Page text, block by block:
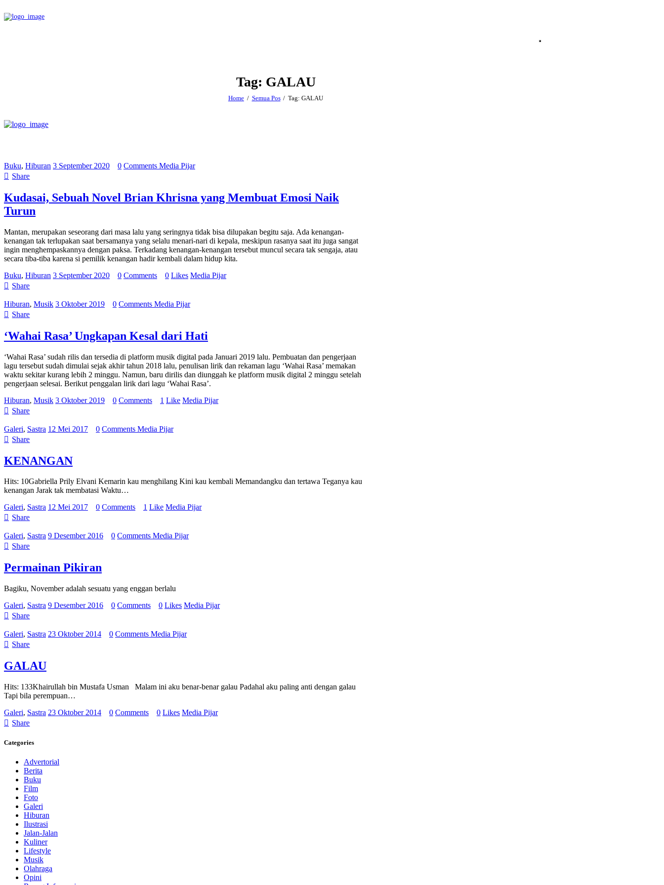
Tag: GALAU
Home Semua Pos Tag: GALAU
Buku, Hiburan 3 September 2020 0 Comments Media Pijar
Share
Kudasai, Sebuah Novel Brian Khrisna yang Membuat Emosi Naik
Turun
Mantan, merupakan seseorang dari masa lalu yang seringnya tidak bisa dilupakan begitu saja. Ada kenangan-
kenangan tak terlupakan saat bersamanya yang selalu menari-nari di kepala, meskipun rasanya saat itu juga sangat
ingin menghempaskannya dengan paksa. Terkadang kenangan-kenangan tersebut muncul secara tak sengaja, atau
secara tiba-tiba karena si pemilik kenangan hadir kembali dalam hidup kita.
Buku, Hiburan 3 September 2020 0 Comments 0 Likes Media Pijar
Share
Hiburan, Musik 3 Oktober 2019 0 Comments Media Pijar
Share
‘Wahai Rasa’ Ungkapan Kesal dari Hati
‘Wahai Rasa’ sudah rilis dan tersedia di platform musik digital pada Januari 2019 lalu. Pembuatan dan pengerjaan
lagu tersebut sudah dimulai sejak akhir tahun 2018 lalu, penulisan lirik dan rekaman lagu ‘Wahai Rasa’ memakan
waktu sekitar kurang lebih 2 minggu. Namun, baru dirilis dan diunggah ke platform musik digital 2 minggu setelah
pengerjaan selesai. Berikut penggalan lirik dari lagu ‘Wahai Rasa’.
Hiburan, Musik 3 Oktober 2019 0 Comments 1 Like Media Pijar
Share
Galeri, Sastra 12 Mei 2017 0 Comments Media Pijar
Share
KENANGAN
Hits: 10Gabriella Prily Elvani Kemarin kau menghilang Kini kau kembali Memandangku dan tertawa Teganya kau
kenangan Jarak tak membatasi Waktu…
Galeri, Sastra 12 Mei 2017 0 Comments 1 Like Media Pijar
Share
Galeri, Sastra 9 Desember 2016 0 Comments Media Pijar
Share
Permainan Pikiran
Bagiku, November adalah sesuatu yang enggan berlalu
Galeri, Sastra 9 Desember 2016 0 Comments 0 Likes Media Pijar
Share
Galeri, Sastra 23 Oktober 2014 0 Comments Media Pijar
Share
GALAU
Hits: 133Khairullah bin Mustafa Usman Malam ini aku benar-benar galau Padahal aku paling anti dengan galau
Tapi bila perempuan…
Galeri, Sastra 23 Oktober 2014 0 Comments 0 Likes Media Pijar
Share
Categories
Advertorial
Berita
Buku
Film
Foto
Galeri
Hiburan
Ilustrasi
Jalan-Jalan
Kuliner
Lifestyle
Musik
Olahraga
Opini